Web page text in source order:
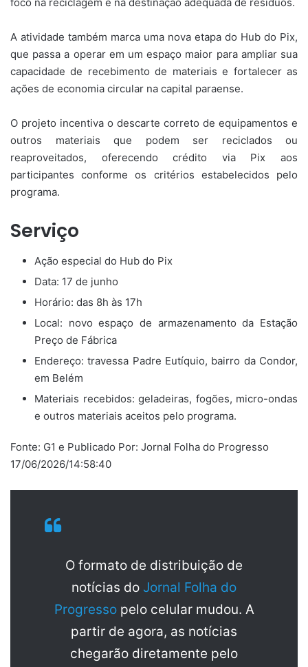
A atividade também marca uma nova etapa do Hub do Pix,
que passa a operar em um espaço maior para ampliar sua
capacidade de recebimento de materiais e fortalecer as
ações de economia circular na capital paraense.
O projeto incentiva o descarte correto de equipamentos e
outros materiais que podem ser reciclados ou
reaproveitados, oferecendo crédito via Pix aos
participantes conforme os critérios estabelecidos pelo
programa.
Serviço
Ação especial do Hub do Pix
Data: 17 de junho
Horário: das 8h às 17h
Local: novo espaço de armazenamento da Estação
Preço de Fábrica
Endereço: travessa Padre Eutíquio, bairro da Condor,
em Belém
Materiais recebidos: geladeiras, fogões, micro-ondas
e outros materiais aceitos pelo programa.
Fonte: G1 e Publicado Por: Jornal Folha do Progresso
17/06/2026/14:58:40
O formato de distribuição de
notícias do Jornal Folha do
Progresso pelo celular mudou. A
partir de agora, as notícias
chegarão diretamente pelo